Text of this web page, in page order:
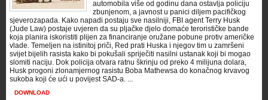
automobila više od godinu dana ostavlja policiju
zbunjenom, a javnost u panici diljem pacifičkog
sjeverozapada. Kako napadi postaju sve nasilniji, FBI agent Terry Husk
(Jude Law) postaje uvjeren da su pljačke djelo domaće terorističke bande
koja planira iskoristiti plijen za financiranje oružane pobune protiv američke
vlade. Temeljen na istinitoj priči, Red prati Huska i njegov tim u zamršeni
svijet bijelih rasista kako bi pokušali spriječiti nasilni ustanak koji bi mogao
slomiti naciju. Dok policija otvara ratnu škrinju od preko 4 milijuna dolara,
Husk progoni zlonamjernog rasistu Boba Mathewsa do konačnog krvavog
sukoba koji će ući u povijest SAD-a. ...
DOWNLOAD